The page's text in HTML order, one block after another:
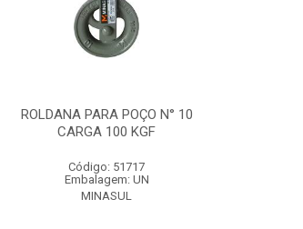
ROLDANA PARA POÇO N° 10
CARGA 100 KGF
Código: 51717
Embalagem: UN
MINASUL